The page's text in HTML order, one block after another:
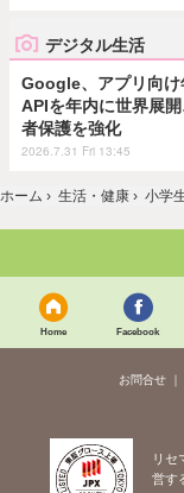
デジタル生活
Google、アプリ向け
APIを年内に世界展
者保護を強化
2026.7.31 Fri 13:45
ホーム › 生活・健康 › 小学
Home Facebook
お問合せ
リセ
営す